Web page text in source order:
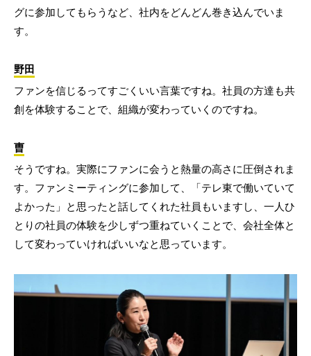
グに参加してもらうなど、社内をどんどん巻き込んでいま
す。
野田
ファンを信じるってすごくいい言葉ですね。社員の方達も共
創を体験することで、組織が変わっていくのですね。
曺
そうですね。実際にファンに会うと熱量の高さに圧倒されま
す。ファンミーティングに参加して、「テレ東で働いていて
よかった」と思ったと話してくれた社員もいますし、一人ひ
とりの社員の体験を少しずつ重ねていくことで、会社全体と
して変わっていければいいなと思っています。